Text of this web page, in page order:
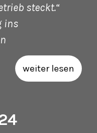
steckt.“
ins
weiter lesen